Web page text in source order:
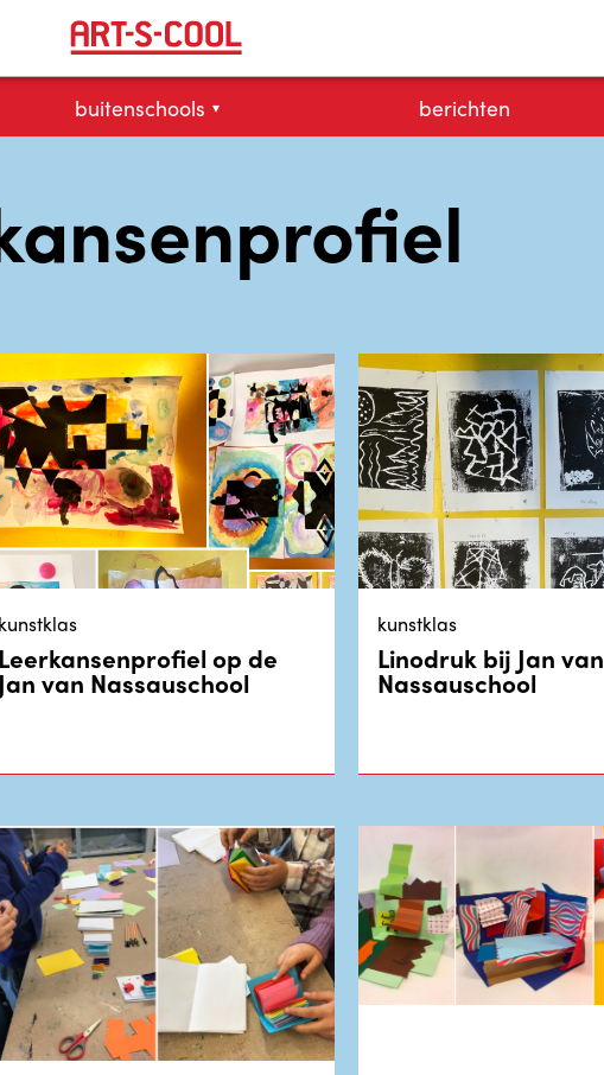
buitenschools ▾ berichten
kunstklas
Leerkansenprofiel op de
Jan van Nassauschool
kunstklas
Linodruk bij Jan van
Nassauschool